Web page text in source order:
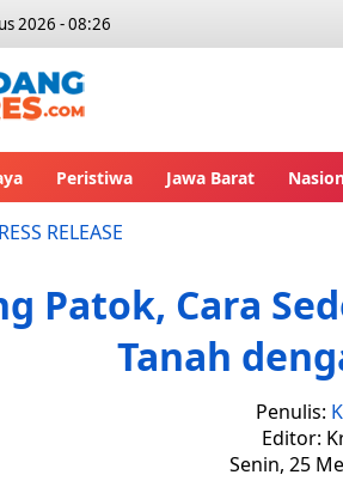
2026 - 08:26
Peristiwa Jawa Barat
RELEASE
Patok, Cara
Tanah
Penulis:
Editor:
Senin, 25